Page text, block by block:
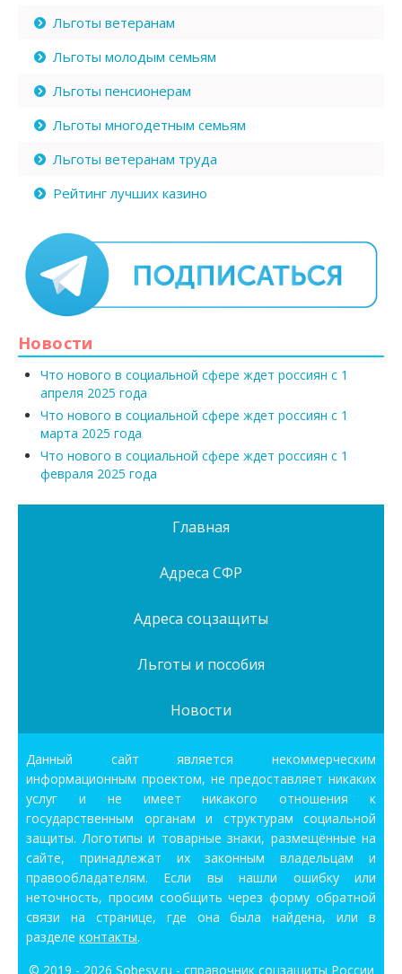
Льготы ветеранам
Льготы молодым семьям
Льготы пенсионерам
Льготы многодетным семьям
Льготы ветеранам труда
Рейтинг лучших казино
Новости
Что нового в социальной сфере ждет россиян с 1
апреля 2025 года
Что нового в социальной сфере ждет россиян с 1
марта 2025 года
Что нового в социальной сфере ждет россиян с 1
февраля 2025 года
Главная
Адреса СФР
Адреса соцзащиты
Льготы и пособия
Новости
Данный сайт является некоммерческим
информационным проектом, не предоставляет никаких
услуг и не имеет никакого отношения к
государственным органам и структурам социальной
защиты. Логотипы и товарные знаки, размещённые на
сайте, принадлежат их законным владельцам и
правообладателям. Если вы нашли ошибку или
неточность, просим сообщить через форму обратной
связи на странице, где она была найдена, или в
разделе контакты.
© 2019 - 2026 Sobesy.ru - справочник соцзащиты России